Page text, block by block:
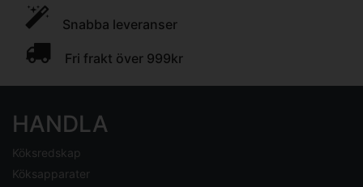
Snabba leveranser
Fri frakt över 999kr
HANDLA
Köksredskap
Köksapparater